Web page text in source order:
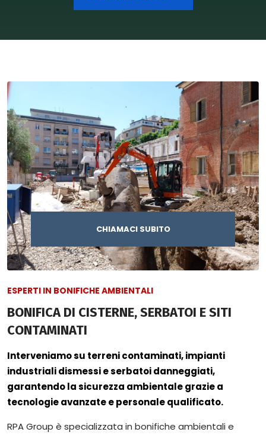
CHIAMACI SUBITO
ESPERTI IN BONIFICHE AMBIENTALI
BONIFICA DI CISTERNE, SERBATOI E SITI
CONTAMINATI
Interveniamo su terreni contaminati, impianti
industriali dismessi e serbatoi danneggiati,
garantendo la sicurezza ambientale grazie a
tecnologie avanzate e personale qualificato.
RPA Group è specializzata in bonifiche ambientali e